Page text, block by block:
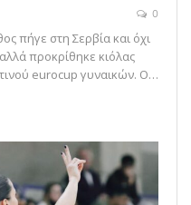
0
πήγε στη Σερβία και όχι
προκρίθηκε κιόλας
eurocup γυναικών. Ο…